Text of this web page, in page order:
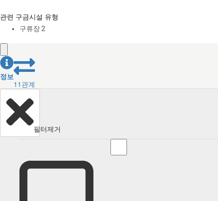
관련 구금시설 유형
구류장 2
정보
11 관계
필터제거